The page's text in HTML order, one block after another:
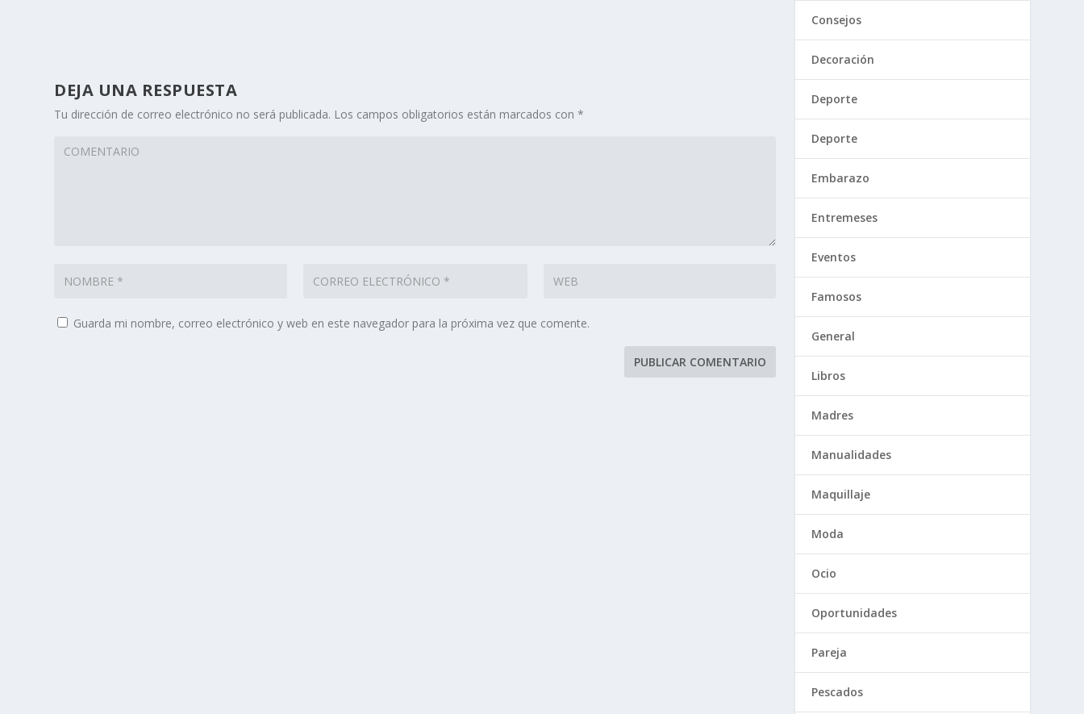
DEJA UNA RESPUESTA
Tu dirección de correo electrónico no será publicada. Los campos obligatorios están marcados con*
Guarda mi nombre, correo electrónico y web en este navegador para la próxima vez que comente.
Consejos
Decoración
Deporte
Deporte
Embarazo
Entremeses
Eventos
Famosos
General
Libros
Madres
Manualidades
Maquillaje
Moda
Ocio
Oportunidades
Pareja
Pescados